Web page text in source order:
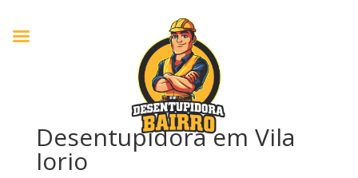
Desentupidora em Vila
Iorio